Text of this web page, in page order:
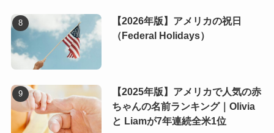
【2026年版】アメリカの祝日
（Federal Holidays）
【2025年版】アメリカで人気の赤
ちゃんの名前ランキング｜Olivia
と Liamが7年連続全米1位